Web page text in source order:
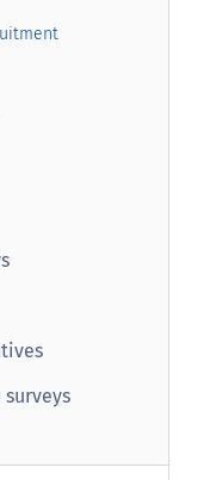
surveys